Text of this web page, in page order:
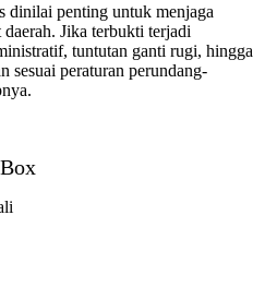
dinilai penting untuk menjaga
Jika terbukti terjadi
tuntutan ganti rugi, hingga
sesuai peraturan perundang-